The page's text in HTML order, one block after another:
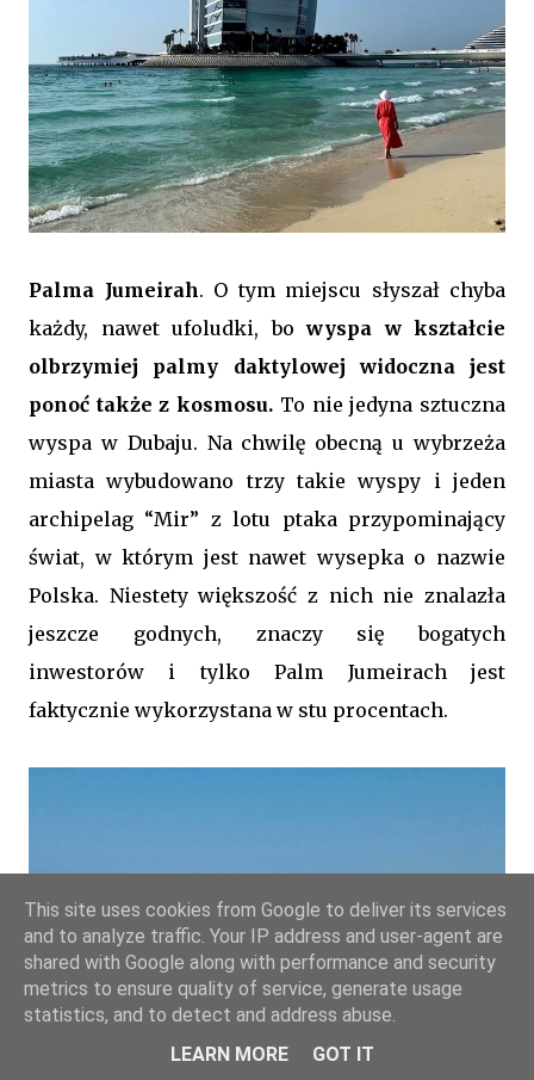
Palma Jumeirah. O tym miejscu słyszał chyba
każdy, nawet ufoludki, bowyspa w kształcie
olbrzymiej palmy daktylowej widoczna jest
ponoć także z kosmosu. To nie jedyna sztuczna
wyspa w Dubaju. Na chwilę obecną u wybrzeża
miasta wybudowano trzy takie wyspy i jeden
archipelag “Mir” z lotu ptaka przypominający
świat, w którym jest nawet wysepka o nazwie
Polska. Niestety większość z nich nie znalazła
jeszcze godnych, znaczy się bogatych
inwestorów i tylko Palm Jumeirach jest
faktycznie wykorzystana w stu procentach.
This site uses cookies from Google to deliver its services
and to analyze traffic. Your IP address and user-agent are
shared with Google along with performance and security
metrics to ensure quality of service, generate usage
statistics, and to detect and address abuse.
LEARN MORE
GOT IT